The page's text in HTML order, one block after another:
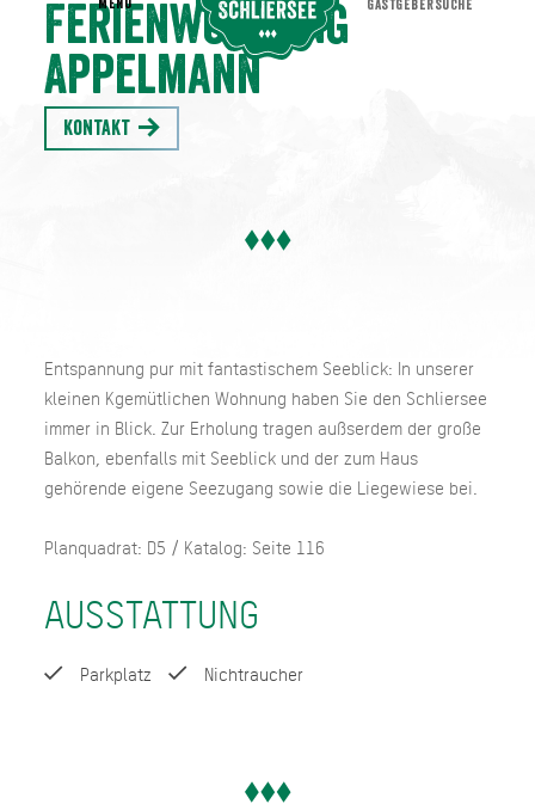
Ferienwohnung
Appelmann
Kontakt
Entspannung pur mit fantastischem Seeblick: In unserer
kleinen Kgemütlichen Wohnung haben Sie den Schliersee
immer in Blick. Zur Erholung tragen außserdem der große
Balkon, ebenfalls mit Seeblick und der zum Haus
gehörende eigene Seezugang sowie die Liegewiese bei.
Planquadrat: D5 / Katalog: Seite 116
AUSSTATTUNG
Parkplatz Nichtraucher
MENU GASTGEBERSUCHE